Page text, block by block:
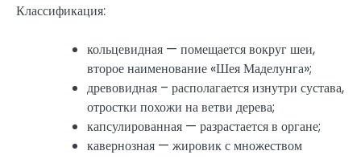
Классификация:
кольцевидная — помещается вокруг шеи,
второе наименование «Шея Маделунга»;
древовидная – располагается изнутри сустава,
отростки похожи на ветви дерева;
капсулированная — разрастается в органе;
кавернозная — жировик с множеством